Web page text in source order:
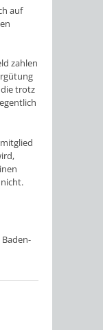
auf
zahlen
die trotz